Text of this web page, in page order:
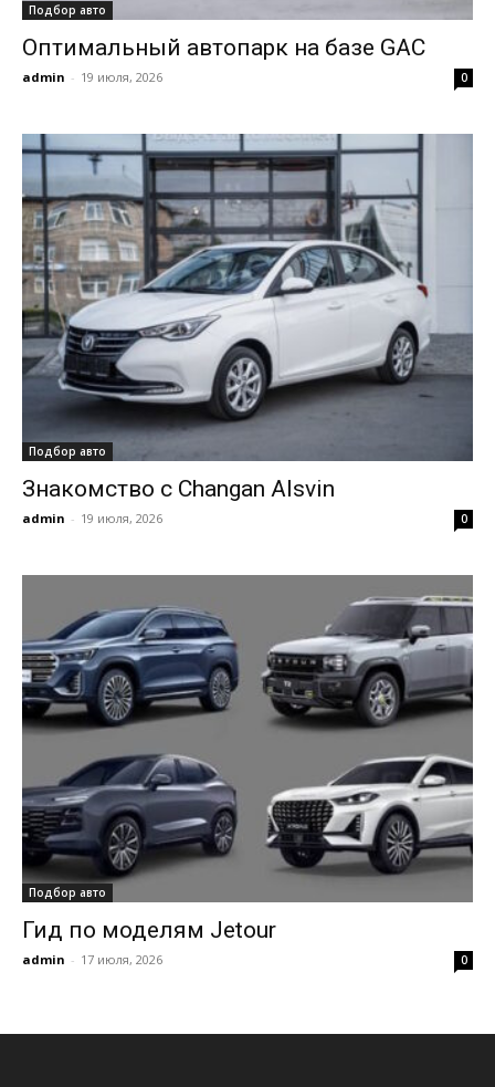
Подбор авто
Оптимальный автопарк на базе GAC
admin - 19 июля, 2026 0
Подбор авто
Знакомство с Changan Alsvin
admin - 19 июля, 2026 0
Подбор авто
Гид по моделям Jetour
admin - 17 июля, 2026 0